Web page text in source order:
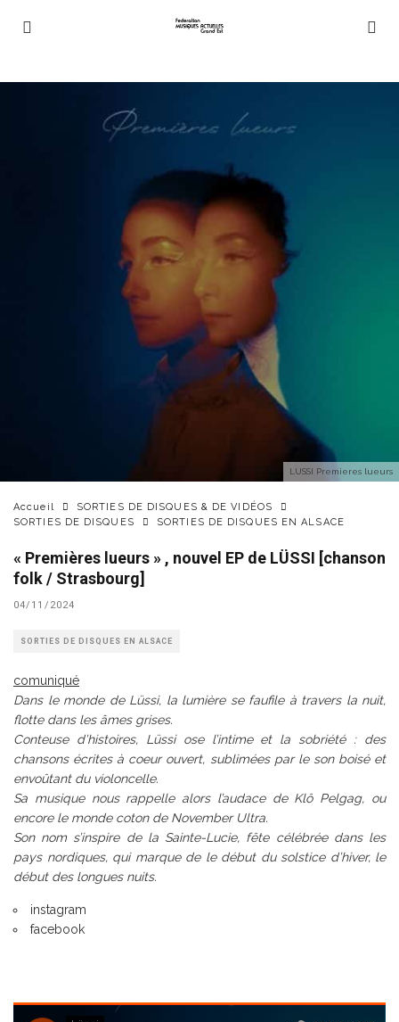
LUSSI Premieres lueurs
Accueil
SORTIES DE DISQUES & DE VIDÉOS
SORTIES DE DISQUES
SORTIES DE DISQUES EN ALSACE
« Premières lueurs » , nouvel EP de LÜSSI [chanson
folk / Strasbourg]
04/11/2024
SORTIES DE DISQUES EN ALSACE
comuniqué
Dans le monde de Lüssi, la lumière se faufile à travers la nuit,
flotte dans les âmes grises.
Conteuse d’histoires, Lüssi ose l’intime et la sobriété : des
chansons écrites à coeur ouvert, sublimées par le son boisé et
envoûtant du violoncelle.
Sa musique nous rappelle alors l’audace de Klô Pelgag, ou
encore le monde coton de November Ultra.
Son nom s’inspire de la Sainte-Lucie, fête célébrée dans les
pays nordiques, qui marque de le début du solstice d’hiver, le
début des longues nuits.
instagram
facebook